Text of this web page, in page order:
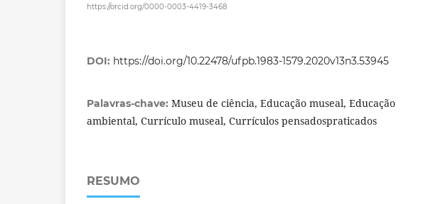
https://orcid.org/0000-0003-4419-3468
DOI: https://doi.org/10.22478/ufpb.1983-1579.2020v13n3.53945
Palavras-chave: Museu de ciência, Educação museal, Educação
ambiental, Currículo museal, Currículos pensadospraticados
RESUMO